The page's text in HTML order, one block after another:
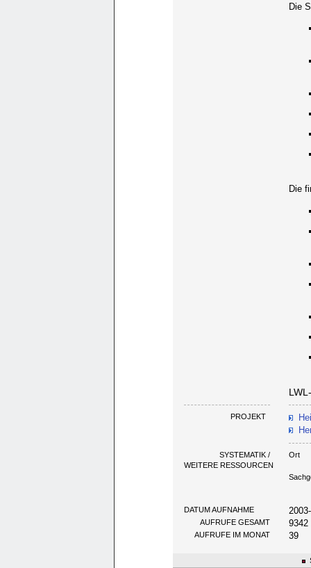
Die
Die
PROJEKT
SYSTEMATIK /
WEITERE RESSOURCEN
Ort
DATUM AUFNAHME
AUFRUFE GESAMT 9342
AUFRUFE IM MONAT 39